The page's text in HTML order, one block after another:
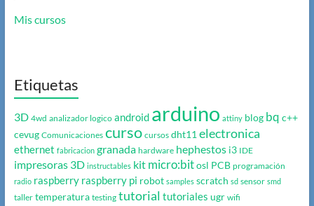
Mis cursos
Etiquetas
3D 4wd analizador logico android arduino attiny blog bq c++
cevug Comunicaciones curso cursos dht11 electronica
ethernet fabricacion granada hardware hephestos i3 IDE
impresoras 3D instructables kit micro:bit osl PCB programación
radio raspberry raspberry pi robot samples scratch sd sensor smd
taller temperatura testing tutorial tutoriales ugr wifi